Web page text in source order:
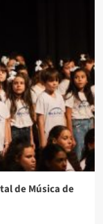
de Música de